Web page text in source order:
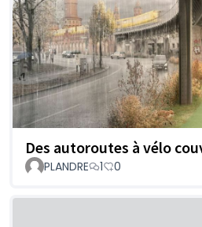
Des autoroutes à vélo
PLANDRE 1 0